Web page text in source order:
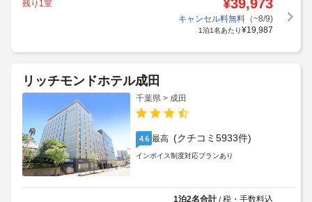
残り1室
¥39,973
キャンセル料無料（~8/9)
1泊1名あたり¥19,987
リッチモンドホテル成田
千葉県 > 成田
4.6 最高 (クチコミ5933件)
インボイス制度対応プランあり
1泊2名合計/税・手数料込